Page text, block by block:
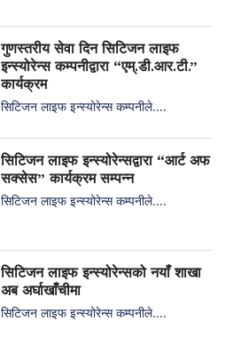
गुणस्तरीय सेवा दिन सिटिजन लाइफ
इन्स्योरेन्स कम्पनीद्वारा “एम्.डी.आर.टी.”
कार्यक्रम
सिटिजन लाइफ इन्स्योरेन्स कम्पनीले....
सिटिजन लाइफ इन्स्योरेन्सद्वारा “आर्ट अफ
सक्सेस” कार्यक्रम सम्पन्न
सिटिजन लाइफ इन्स्योरेन्स कम्पनीले....
सिटिजन लाइफ इन्स्योरेन्सको नयाँ शाखा
अब अर्घाखाँचीमा
सिटिजन लाइफ इन्स्योरेन्स कम्पनीले....